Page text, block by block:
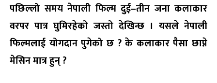
पछिल्लो समय नेपाली फिल्म दुई–तीन जना कलाकार
वरपर पात्र घुमिरहेको जस्तो देखिन्छ । यसले नेपाली
फिल्मलाई योगदान पुगेको छ ?के कलाकार पैसा छाप्ने
मेसिन मात्र हुन्?